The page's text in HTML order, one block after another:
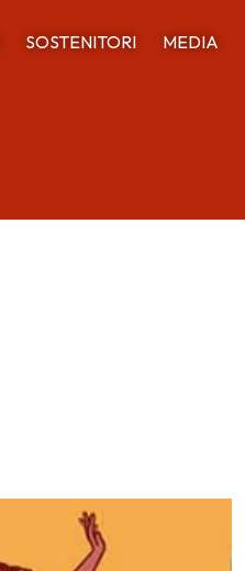
SOSTENITORI MEDIA